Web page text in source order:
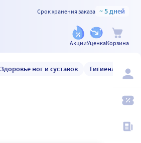
Срок хранения заказа ~ 5 дней
АкцииУценкаКорзина
Здоровье ног и суставов Гигиена и уход